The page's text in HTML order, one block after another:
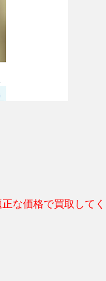
な価格で買取してく